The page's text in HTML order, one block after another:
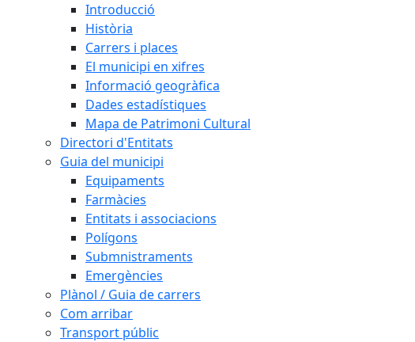
Introducció
Història
Carrers i places
El municipi en xifres
Informació geogràfica
Dades estadístiques
Mapa de Patrimoni Cultural
Directori d'Entitats
Guia del municipi
Equipaments
Farmàcies
Entitats i associacions
Polígons
Submnistraments
Emergències
Plànol / Guia de carrers
Com arribar
Transport públic